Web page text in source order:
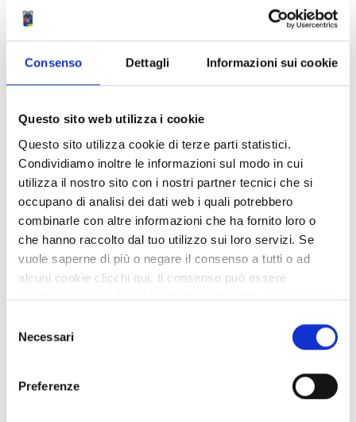
Consenso Dettagli Informazioni sui cookie
Questo sito web utilizza i cookie
Questo sito utilizza cookie di terze parti statistici.
Condividiamo inoltre le informazioni sul modo in cui
utilizza il nostro sito con i nostri partner tecnici che si
occupano di analisi dei dati web i quali potrebbero
combinarle con altre informazioni che ha fornito loro o
che hanno raccolto dal tuo utilizzo sui loro servizi. Se
vuole saperne di più o negare il consenso a tutti o ad
alcuni cookie clicchi qui. Il consenso può essere
espresso cliccando sul tasto "Accetta tutti". Se non vuole
tasto "Rifiuta".
delNecessari
Preferenze
SERVIZIO SICUREZZA SISMICA,
SCOLASTICA
SERVIZIO SISTEMI INFORMATIVI E
TECNOLOGICI
SERVIZIO UNITA' AMMINISTRATIVA
SPECIALE PER IL PNRR E GLI
INVESTIMENTI
RICERCA AVANZATA